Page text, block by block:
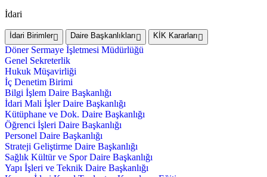
İdari
İdari Birimler Daire Başkanlıkları KİK Kararları
Döner Sermaye İşletmesi Müdürlüğü
Genel Sekreterlik
Hukuk Müşavirliği
İç Denetim Birimi
Bilgi İşlem Daire Başkanlığı
İdari Mali İşler Daire Başkanlığı
Kütüphane ve Dok. Daire Başkanlığı
Öğrenci İşleri Daire Başkanlığı
Personel Daire Başkanlığı
Strateji Geliştirme Daire Başkanlığı
Sağlık Kültür ve Spor Daire Başkanlığı
Yapı İşleri ve Teknik Daire Başkanlığı